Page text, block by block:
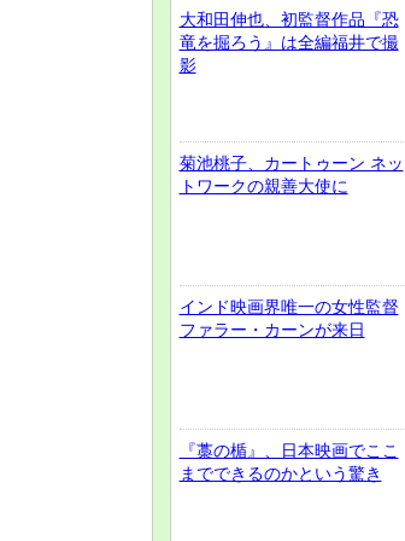
大和田伸也、初監督作品『恐
竜を掘ろう』は全編福井で撮
影
菊池桃子、カートゥーン ネッ
トワークの親善大使に
インド映画界唯一の女性監督
ファラー・カーンが来日
『藁の楯』、日本映画でここ
までできるのかという驚き